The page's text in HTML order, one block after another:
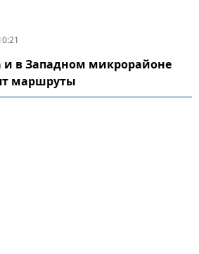
и в Западном микрорайоне
маршруты